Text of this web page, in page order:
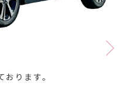
ります。